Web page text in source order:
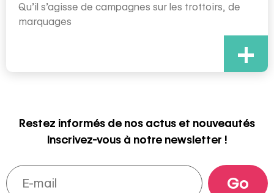
Qu’il s’agisse de campagnes sur les trottoirs, de
marquages
+
Restez informés de nos actus et nouveautés
Inscrivez-vous à notre newsletter !